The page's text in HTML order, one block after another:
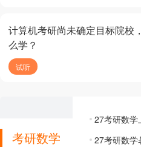
计算机考研尚未确定目标院校
么学？
试听
考研数学
27考研数学
27考研数学